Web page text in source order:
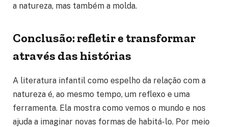
a natureza, mas também a molda.
Conclusão: refletir e transformar
através das histórias
A literatura infantil como espelho da relação com a
natureza é, ao mesmo tempo, um reflexo e uma
ferramenta. Ela mostra como vemos o mundo e nos
ajuda a imaginar novas formas de habitá-lo. Por meio